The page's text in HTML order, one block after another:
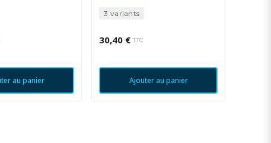
au panier
3 variants
30,40 € TTC
Ajouter au panier